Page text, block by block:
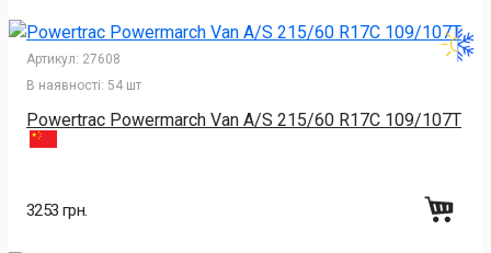
Артикул: 27608
В наявності: 54 шт
Powertrac Powermarch Van A/S 215/60 R17C 109/107T
3253 грн.